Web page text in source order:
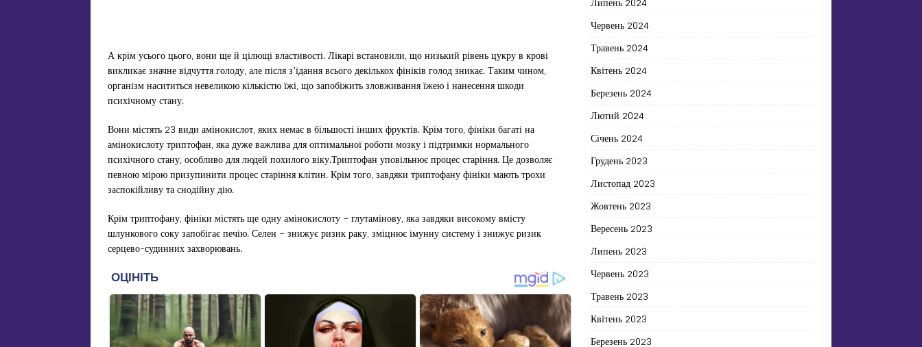
А крім усього цього, вони ще й цілющі властивості. Лікарі встановили, що низький рівень цукру в крові
викликає значне відчуття голоду, але після з’їдання всього декількох фініків голод зникає. Таким чином,
організм насититься невеликою кількістю їжі, що запобіжить зловживання їжею і нанесення шкоди
психічному стану.
Вони містять 23 види амінокислот, яких немає в більшості інших фруктів. Крім того, фініки багаті на
амінокислоту триптофан, яка дуже важлива для оптимальної роботи мозку і підтримки нормального
психічного стану, особливо для людей похилого віку.Триптофан уповільнює процес старіння. Це дозволяє
певною мірою призупинити процес старіння клітин. Крім того, завдяки триптофану фініки мають трохи
заспокійливу та снодійну дію.
Крім триптофану, фініки містять ще одну амінокислоту – глутамінову, яка завдяки високому вмісту
шлункового соку запобігає печію. Селен – знижує ризик раку, зміцнює імунну систему і знижує ризик
серцево-судинних захворювань.
Червень 2024
Травень 2024
Квітень 2024
Березень 2024
Лютий 2024
Січень 2024
Грудень 2023
Листопад 2023
Жовтень 2023
Вересень 2023
Липень 2023
Червень 2023
Травень 2023
Квітень 2023
Березень 2023